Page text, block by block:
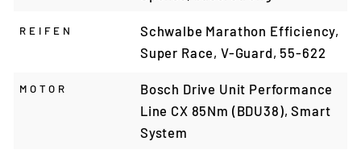
REIFEN
Schwalbe Marathon Efficiency,
Super Race, V-Guard, 55-622
MOTOR
Bosch Drive Unit Performance
Line CX 85Nm (BDU38), Smart
System